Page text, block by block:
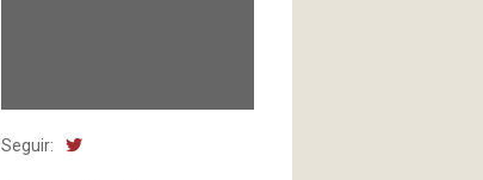
Seguir: